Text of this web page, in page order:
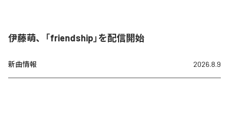
伊藤萌、「friendship」を配信開始
新曲情報 2026.8.9